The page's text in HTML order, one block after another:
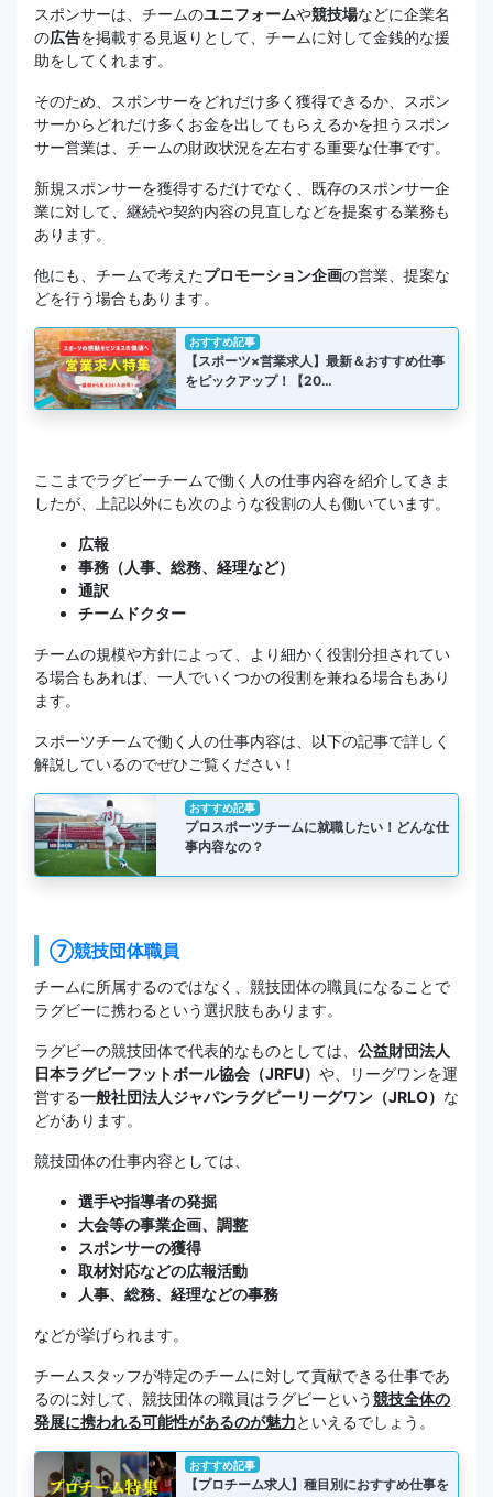
スポンサーは、チームのユニフォームや競技場などに企業名
の広告を掲載する見返りとして、チームに対して金銭的な援
助をしてくれます。
そのため、スポンサーをどれだけ多く獲得できるか、スポン
サーからどれだけ多くお金を出してもらえるかを担うスポン
サー営業は、チームの財政状況を左右する重要な仕事です。
新規スポンサーを獲得するだけでなく、既存のスポンサー企
業に対して、継続や契約内容の見直しなどを提案する業務も
あります。
他にも、チームで考えたプロモーション企画の営業、提案な
どを行う場合もあります。
おすすめ記事
【スポーツ×営業求人】最新＆おすすめ仕事
をピックアップ！【20…
ここまでラグビーチームで働く人の仕事内容を紹介してきま
したが、上記以外にも次のような役割の人も働いています。
広報
事務（人事、総務、経理など）
通訳
チームドクター
チームの規模や方針によって、より細かく役割分担されてい
る場合もあれば、一人でいくつかの役割を兼ねる場合もあり
ます。
スポーツチームで働く人の仕事内容は、以下の記事で詳しく
解説しているのでぜひご覧ください！
おすすめ記事
プロスポーツチームに就職したい！どんな仕
事内容なの？
⑦競技団体職員
チームに所属するのではなく、競技団体の職員になることで
ラグビーに携わるという選択肢もあります。
ラグビーの競技団体で代表的なものとしては、 公益財団法人
日本ラグビーフットボール協会（JRFU） や、リーグワンを運
営する一般社団法人ジャパンラグビーリーグワン（JRLO） な
どがあります。
競技団体の仕事内容としては、
選手や指導者の発掘
大会等の事業企画、調整
スポンサーの獲得
取材対応などの広報活動
人事、総務、経理などの事務
などが挙げられます。
チームスタッフが特定のチームに対して貢献できる仕事であ
るのに対して、競技団体の職員はラグビーという競技全体の
発展に携われる可能性があるのが魅力といえるでしょう。
おすすめ記事
【プロチーム求人】種目別におすすめ仕事を